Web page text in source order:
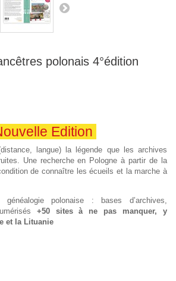
polonais 4°édition
Edition
langue) la légende que les archives
Une recherche en Pologne à partir de la
de connaître les écueils et la marche à
polonaise : bases d’archives,
+50 sites à ne pas manquer, y
et la Lituanie